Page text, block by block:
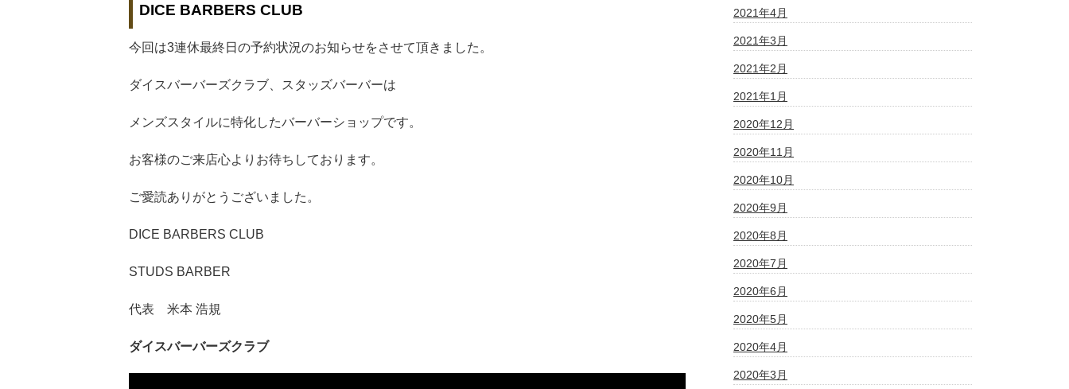
DICE BARBERS CLUB
今回は3連休最終日の予約状況のお知らせをさせて頂きました。
ダイスバーバーズクラブ、スタッズバーバーは
メンズスタイルに特化したバーバーショップです。
お客様のご来店心よりお待ちしております。
ご愛読ありがとうございました。
DICE BARBERS CLUB
STUDS BARBER
代表 米本 浩規
ダイスバーバーズクラブ
2021年4月
2021年3月
2021年2月
2021年1月
2020年12月
2020年11月
2020年10月
2020年9月
2020年8月
2020年7月
2020年6月
2020年5月
2020年4月
2020年3月